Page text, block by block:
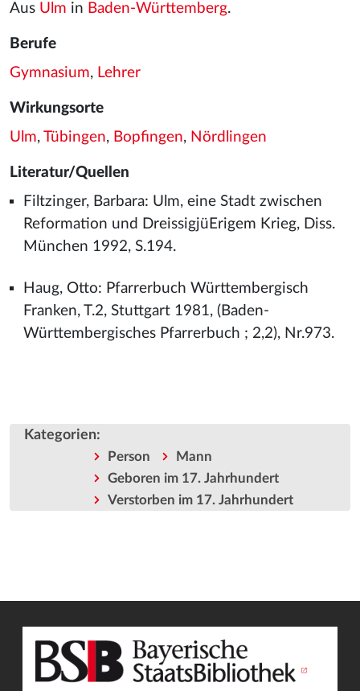
Aus Ulm in Baden-Württemberg.
Berufe
Gymnasium, Lehrer
Wirkungsorte
Ulm, Tübingen, Bopfingen, Nördlingen
Literatur/Quellen
Filtzinger, Barbara: Ulm, eine Stadt zwischen
Reformation und DreissigjüErigem Krieg, Diss.
München 1992, S.194.
Haug, Otto: Pfarrerbuch Württembergisch
Franken, T.2, Stuttgart 1981, (Baden-
Württembergisches Pfarrerbuch ; 2,2), Nr.973.
Kategorien:
Person
Mann
Geboren im 17. Jahrhundert
Verstorben im 17. Jahrhundert